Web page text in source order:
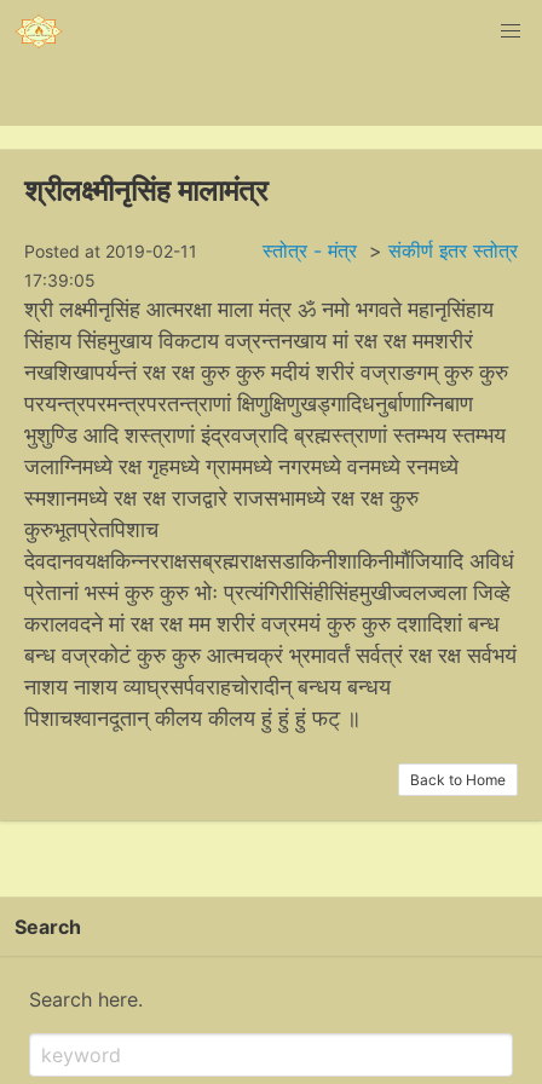
श्रीलक्ष्मीनृसिंह मालामंत्र
स्तोत्र - मंत्र >संकीर्ण इतर स्तोत्र
Posted at 2019-02-11
17:39:05
श्री लक्ष्मीनृसिंह आत्मरक्षा माला मंत्र ॐ नमो भगवते महानृसिंहाय
सिंहाय सिंहमुखाय विकटाय वज्रन्तनखाय मां रक्ष रक्ष ममशरीरं
नखशिखापर्यन्तं रक्ष रक्ष कुरु कुरु मदीयं शरीरं वज्राङगम् कुरु कुरु
परयन्त्रपरमन्त्रपरतन्त्राणां क्षिणुक्षिणुखड्‍गादिधनुर्बाणाग्निबाण
भुशुण्डि आदि शस्त्राणां इंद्रवज्रादि ब्रह्मस्त्राणां स्तम्भय स्तम्भय
जलाग्निमध्ये रक्ष गृहमध्ये ग्राममध्ये नगरमध्ये वनमध्ये रनमध्ये
स्मशानमध्ये रक्ष रक्ष राजद्वारे राजसभामध्ये रक्ष रक्ष कुरु
कुरुभूतप्रेतपिशाच
देवदानवयक्षकिन्नरराक्षसब्रह्मराक्षसडाकिनीशाकिनीमौंजियादि अविधं
प्रेतानां भस्मं कुरु कुरु भोः प्रत्यंगिरीसिंहीसिंहमुखीज्वलज्वला जिव्हे
करालवदने मां रक्ष रक्ष मम शरीरं वज्रमयं कुरु कुरु दशादिशां बन्ध
बन्ध वज्रकोटं कुरु कुरु आत्मचक्रं भ्रमावर्तं सर्वत्रं रक्ष रक्ष सर्वभयं
नाशय नाशय व्याघ्रसर्पवराहचोरादीन् बन्धय बन्धय
पिशाचश्वानदूतान् कीलय कीलय हुं हुं हुं फट् ॥
Back to Home
Search
Search here.